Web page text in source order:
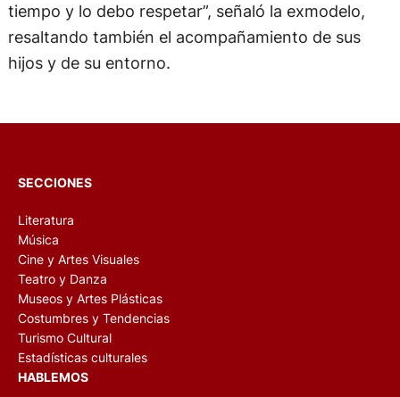
tiempo y lo debo respetar”, señaló la exmodelo,
resaltando también el acompañamiento de sus
hijos y de su entorno.
SECCIONES
Literatura
Música
Cine y Artes Visuales
Teatro y Danza
Museos y Artes Plásticas
Costumbres y Tendencias
Turismo Cultural
Estadísticas culturales
HABLEMOS